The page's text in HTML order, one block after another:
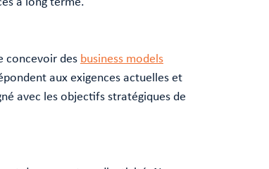
concevoir des business models
aux exigences actuelles et
avec les objectifs stratégiques de